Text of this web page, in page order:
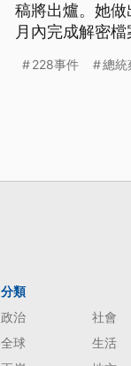
稿將出爐。她
月內完成解密
週年，在紀念
228事件 總統
分類
政治
社會
全球
生活